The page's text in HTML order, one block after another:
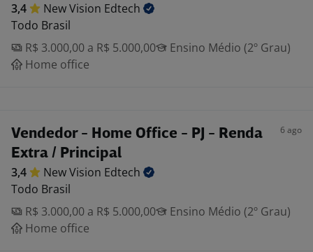
3,4 New Vision Edtech
Todo Brasil
R$ 3.000,00 a R$ 5.000,00
Ensino Médio (2º Grau)
Home office
Vendedor - Home Office - PJ - Renda
Extra / Principal
6 ago
3,4 New Vision Edtech
Todo Brasil
R$ 3.000,00 a R$ 5.000,00
Ensino Médio (2º Grau)
Home office